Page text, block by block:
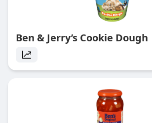
Ben & Jerry’s Cookie Dough